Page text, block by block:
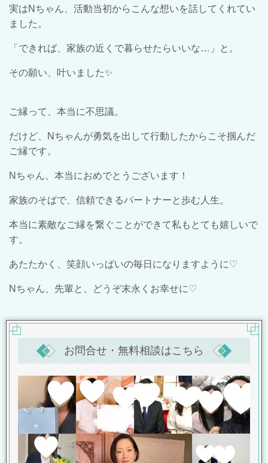
実はN ちゃん、活動当初からこんな想いを話してくれてい
ました。
「できれば、家族の近くで暮らせたらいいな…」と。
その願い、叶いました✨
ご縁って、本当に不思議。
だけど、 N ちゃんが勇気を出して行動したからこそ掴んだ
ご縁です。
N ちゃん、本当におめでとうございます！
家族のそばで、信頼できるパートナーと歩む人生。
本当に素敵なご縁を繋ぐことができて私もとても嬉しいで
す。
あたたかく、笑顔いっぱいの毎日になりますように♡
N ちゃん、先輩と、どうぞ末永くお幸せに♡
お問合せ・無料相談はこちら